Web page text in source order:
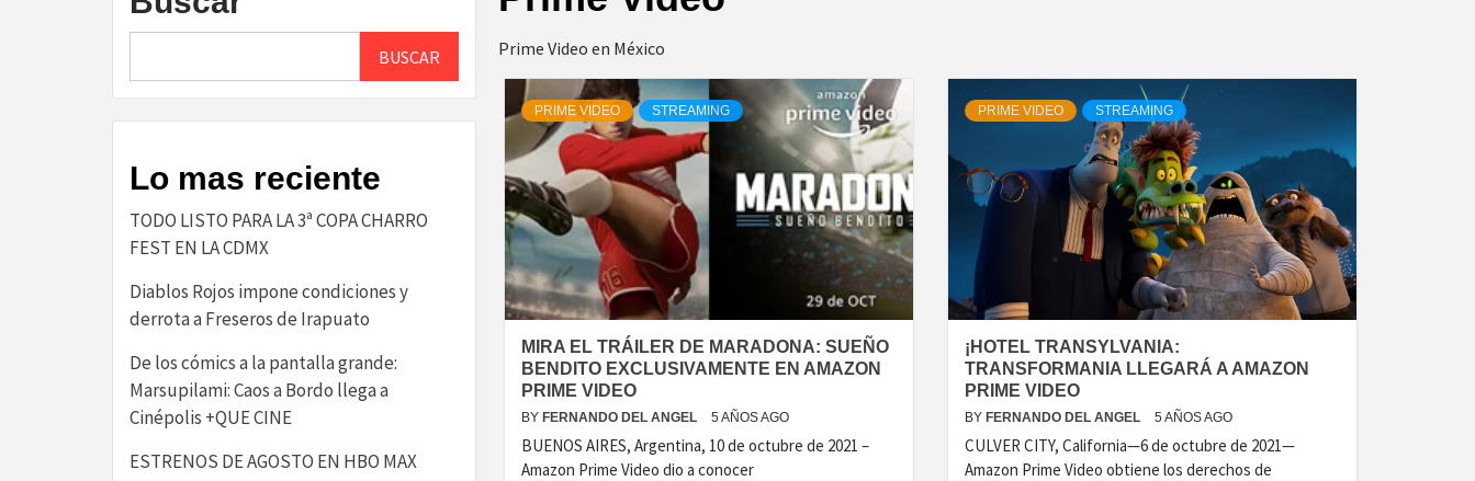
Prime Video en México
PRIME VIDEO STREAMING
MIRA EL TRÁILER DE MARADONA: SUEÑO
BENDITO EXCLUSIVAMENTE EN AMAZON
PRIME VIDEO
BY FERNANDO DEL ANGEL 5 AÑOS AGO
BUENOS AIRES, Argentina, 10 de octubre de 2021 –
Amazon Prime Video dio a conocer
PRIME VIDEO STREAMING
¡HOTEL TRANSYLVANIA:
TRANSFORMANIA LLEGARÁ A AMAZON
PRIME VIDEO
BY FERNANDO DEL ANGEL 5 AÑOS AGO
CULVER CITY, California—6 de octubre de 2021—
Amazon Prime Video obtiene los derechos de
BUSCAR
Lo mas reciente
TODO LISTO PARA LA 3ª COPA CHARRO
FEST EN LA CDMX
Diablos Rojos impone condiciones y
derrota a Freseros de Irapuato
De los cómics a la pantalla grande:
Marsupilami: Caos a Bordo llega a
Cinépolis +QUE CINE
ESTRENOS DE AGOSTO EN HBO MAX